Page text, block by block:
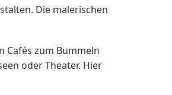
Die malerischen
Cafés zum Bummeln
oder Theater. Hier